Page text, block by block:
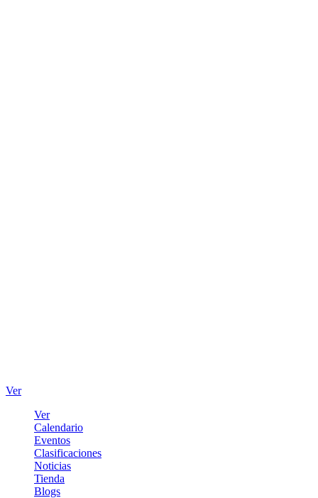
Ver
Ver
Calendario
Eventos
Clasificaciones
Noticias
Tienda
Blogs